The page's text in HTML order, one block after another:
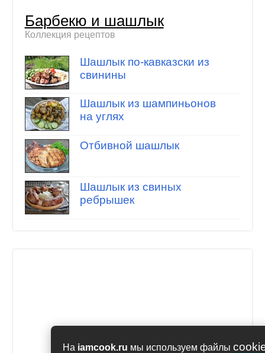
На iamcook.ru мы используем файлы
Барбекю и шашлык
Коллекция рецептов
Шашлык по-кавказски из
свинины
Шашлык из шампиньонов
на углях
Отбивной шашлык
Шашлык из свиных
ребрышек